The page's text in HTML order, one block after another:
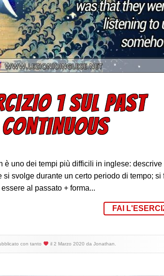
1 SUL PAST
CONTINUOUS
è uno dei tempi più difficili in inglese: descrive
si svolge durante un certo periodo di tempo; si
al passato + forma...
FAI
con tanto il 2 Marzo 2020 da Jonathan